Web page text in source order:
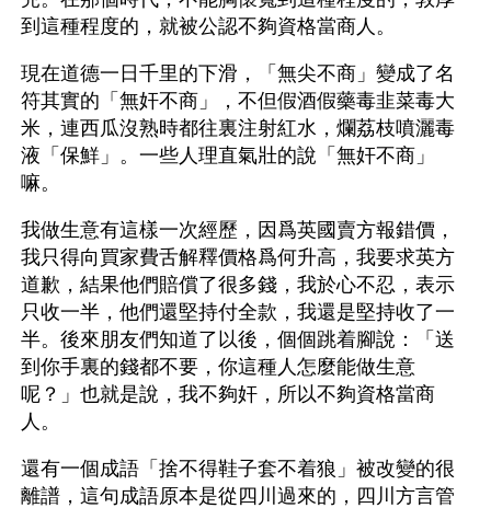
到這種程度的，就被公認不夠資格當商人。
現在道德一日千里的下滑，「無尖不商」變成了名
符其實的「無奸不商」，不但假酒假藥毒韭菜毒大
米，連西瓜沒熟時都往裏注射紅水，爛荔枝噴灑毒
液「保鮮」。一些人理直氣壯的說「無奸不商」
嘛。
我做生意有這樣一次經歷，因爲英國賣方報錯價，
我只得向買家費舌解釋價格爲何升高，我要求英方
道歉，結果他們賠償了很多錢，我於心不忍，表示
只收一半，他們還堅持付全款，我還是堅持收了一
半。後來朋友們知道了以後，個個跳着腳說：「送
到你手裏的錢都不要，你這種人怎麼能做生意
呢？」也就是說，我不夠奸，所以不夠資格當商
人。
還有一個成語「捨不得鞋子套不着狼」被改變的很
離譜，這句成語原本是從四川過來的，四川方言管